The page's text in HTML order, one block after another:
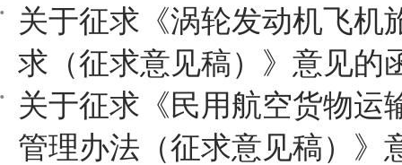
关于征求《涡轮发动机飞机
求（征求意见稿）》意见的
关于征求《民用航空货物运
管理办法（征求意见稿）》